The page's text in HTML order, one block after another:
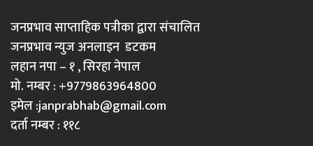
जनप्रभाव साप्ताहिक पत्रीका द्वारा संचालित
जनप्रभाव न्युज अनलाइन डटकम
लहान नपा – १ , सिरहा नेपाल
मो. नम्बर : +9779863964800
इमेल :janprabhab@gmail.com
दर्ता नम्बर : ११८